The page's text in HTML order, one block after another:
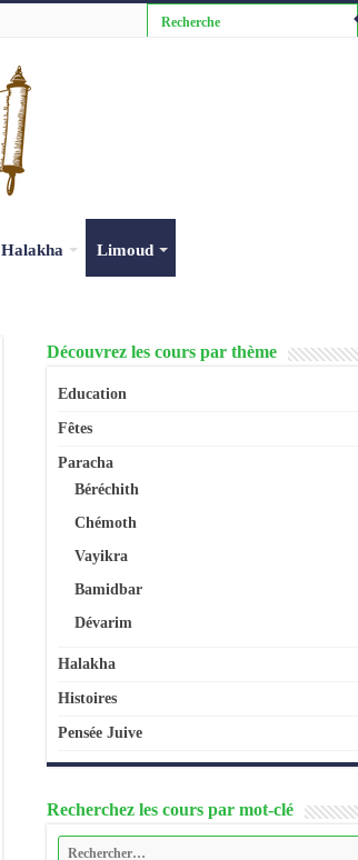
Halakha Limoud
Découvrez les cours par thème
Education
Fêtes
Paracha
Béréchith
Chémoth
Vayikra
Bamidbar
Dévarim
Halakha
Histoires
Pensée Juive
Recherchez les cours par mot-clé